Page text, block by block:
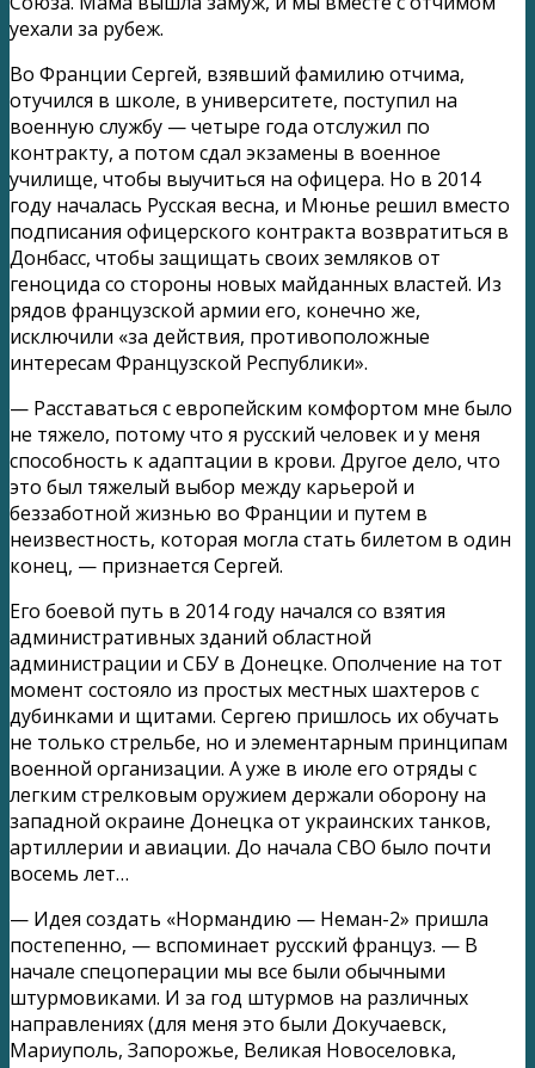
уехали за рубеж.
Во Франции Сергей, взявший фамилию отчима,
отучился в школе, в университете, поступил на
военную службу — четыре года отслужил по
контракту, а потом сдал экзамены в военное
училище, чтобы выучиться на офицера. Но в 2014
году началась Русская весна, и Мюнье решил вместо
подписания офицерского контракта возвратиться в
Донбасс, чтобы защищать своих земляков от
геноцида со стороны новых майданных властей. Из
рядов французской армии его, конечно же,
исключили «за действия, противоположные
интересам Французской Республики».
— Расставаться с европейским комфортом мне было
не тяжело, потому что я русский человек и у меня
способность к адаптации в крови. Другое дело, что
это был тяжелый выбор между карьерой и
беззаботной жизнью во Франции и путем в
неизвестность, которая могла стать билетом в один
конец, — признается Сергей.
Его боевой путь в 2014 году начался со взятия
административных зданий областной
администрации и СБУ в Донецке. Ополчение на тот
момент состояло из простых местных шахтеров с
дубинками и щитами. Сергею пришлось их обучать
не только стрельбе, но и элементарным принципам
военной организации. А уже в июле его отряды с
легким стрелковым оружием держали оборону на
западной окраине Донецка от украинских танков,
артиллерии и авиации. До начала СВО было почти
восемь лет…
— Идея создать «Нормандию — Неман-2» пришла
постепенно, — вспоминает русский француз. — В
начале спецоперации мы все были обычными
штурмовиками. И за год штурмов на различных
направлениях (для меня это были Докучаевск,
Мариуполь, Запорожье, Великая Новоселовка,